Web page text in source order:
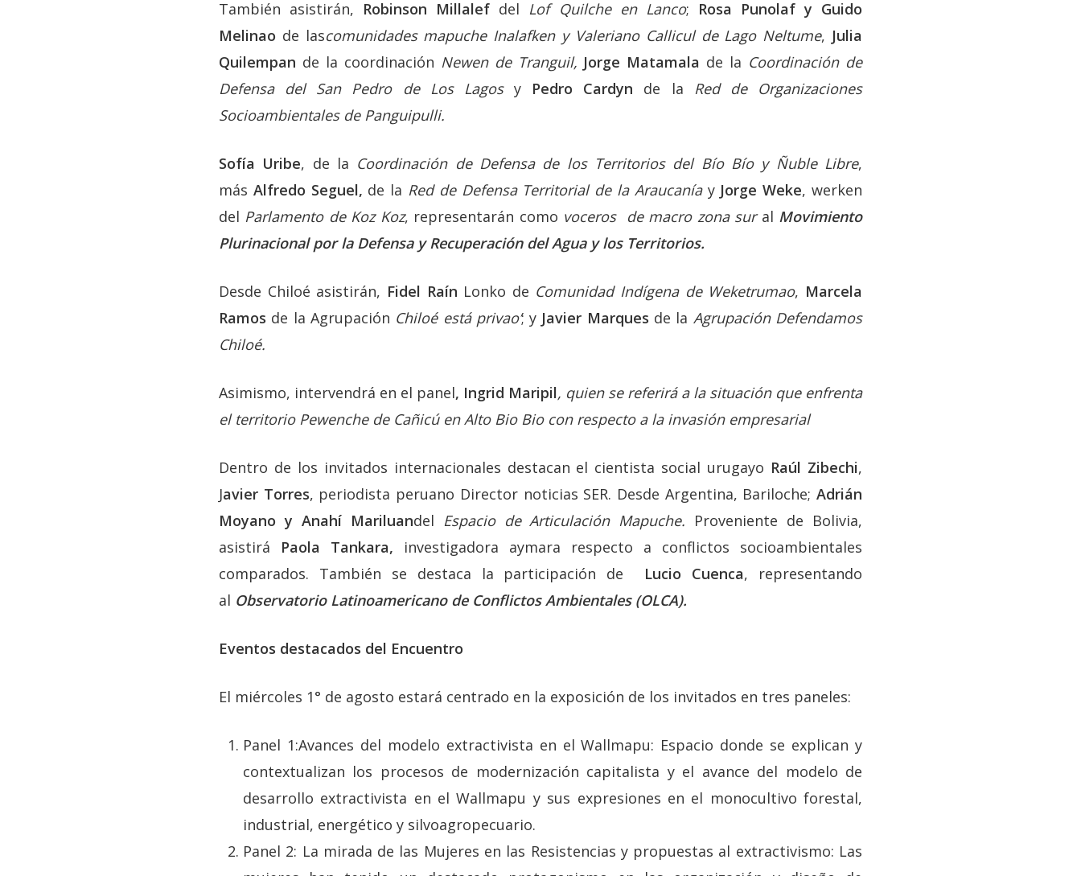
También asistirán, Robinson Millalef del Lof Quilche en Lanco; Rosa Punolaf y Guido
Melinao de lascomunidades mapuche Inalafken y Valeriano Callicul de Lago Neltume, Julia
Quilempan de la coordinación Newen de Tranguil, Jorge Matamala de la Coordinación de
Defensa del San Pedro de Los Lagos y Pedro Cardyn de la Red de Organizaciones
Socioambientales de Panguipulli.
Sofía Uribe, de la Coordinación de Defensa de los Territorios del Bío Bío y Ñuble Libre,
más Alfredo Seguel, de la Red de Defensa Territorial de la Araucaníay Jorge Weke, werken
del Parlamento de Koz Koz, representarán como voceros de macro zona sural Movimiento
Plurinacional por la Defensa y Recuperación del Agua y los Territorios.
Desde Chiloé asistirán, Fidel Raín Lonko de Comunidad Indígena de Weketrumao, Marcela
Ramos de la Agrupación Chiloé está privao’; y Javier Marques de la Agrupación Defendamos
Chiloé.
Asimismo, intervendrá en el panel, Ingrid Maripil, quien se referirá a la situación que enfrenta
el territorio Pewenche de Cañicú en Alto Bio Bio con respecto a la invasión empresarial
Dentro de los invitados internacionales destacan el cientista social urugayo Raúl Zibechi,
Javier Torres, periodista peruano Director noticias SER. Desde Argentina, Bariloche;Adrián
Moyano y Anahí Mariluandel Espacio de Articulación Mapuche. Proveniente de Bolivia,
asistirá Paola Tankara, investigadora aymara respecto a conflictos socioambientales
comparados. También se destaca la participación de Lucio Cuenca, representando
al Observatorio Latinoamericano de Conflictos Ambientales (OLCA).
Eventos destacados del Encuentro
El miércoles 1° de agosto estará centrado en la exposición de los invitados en tres paneles:
Panel 1:Avances del modelo extractivista en el Wallmapu: Espacio donde se explican y
contextualizan los procesos de modernización capitalista y el avance del modelo de
desarrollo extractivista en el Wallmapu y sus expresiones en el monocultivo forestal,
industrial, energético y silvoagropecuario.
Panel 2: La mirada de las Mujeres en las Resistencias y propuestas al extractivismo: Las